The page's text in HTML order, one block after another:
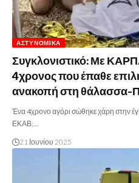
ΑΣΤΥΝΟΜΙΚΆ
Συγκλονιστικό: Με
4χρονος που έπαθε
ανακοπή στη θάλασσα-
Ένα 4χρονο αγόρι σώθηκε χάρη στην
ΕΚΑΒ,…
21 Ιουνίου 2025